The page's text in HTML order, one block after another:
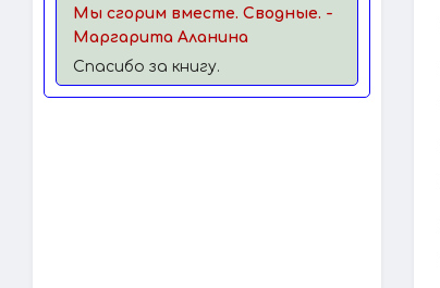
Мы сгорим вместе. Сводные. -
Маргарита Аланина
Спасибо за книгу.